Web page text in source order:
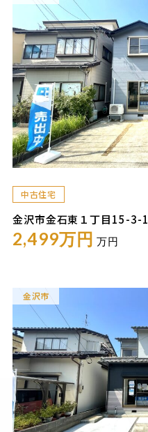
中古住宅
金沢市金石東１丁目15-3-1
2,499万円 万円
金沢市